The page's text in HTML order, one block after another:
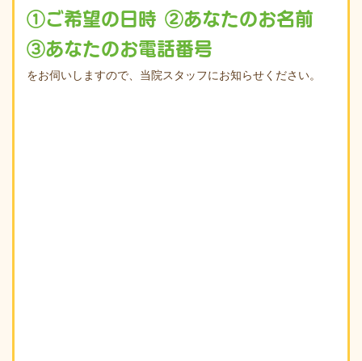
①ご希望の日時 ②あなたのお名前
③あなたのお電話番号
をお伺いしますので、当院スタッフにお知らせください。